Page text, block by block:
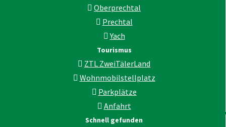
Oberprechtal
Prechtal
Yach
Tourismus
ZTL ZweiTälerLand
Wohnmobilstellplatz
Parkplätze
Anfahrt
Schnell gefunden